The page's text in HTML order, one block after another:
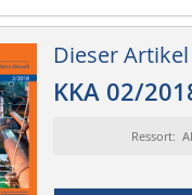
Dieser
KKA 02/
Ressort: